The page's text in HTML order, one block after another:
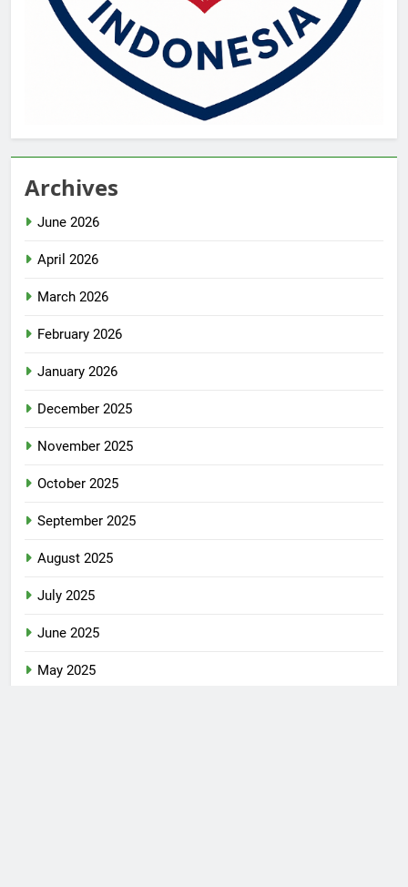
Archives
June 2026
April 2026
March 2026
February 2026
January 2026
December 2025
November 2025
October 2025
September 2025
August 2025
July 2025
June 2025
May 2025